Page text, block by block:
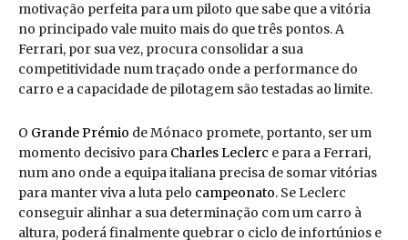
motivação perfeita para um piloto que sabe que a vitória
no principado vale muito mais do que três pontos. A
Ferrari, por sua vez, procura consolidar a sua
competitividade num traçado onde a performance do
carro e a capacidade de pilotagem são testadas ao limite.
O Grande Prémio de Mónaco promete, portanto, ser um
momento decisivo para Charles Leclerc e para a Ferrari,
num ano onde a equipa italiana precisa de somar vitórias
para manter viva a luta pelo campeonato. Se Leclerc
conseguir alinhar a sua determinação com um carro à
altura, poderá finalmente quebrar o ciclo de infortúnios e